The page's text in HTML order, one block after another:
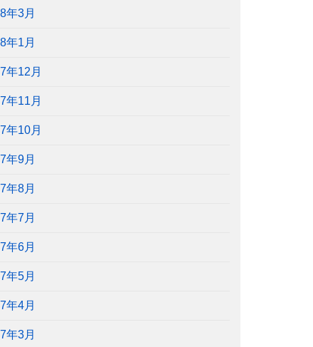
年3月
年1月
年12月
年11月
年10月
年9月
年8月
年7月
年6月
年5月
年4月
年3月